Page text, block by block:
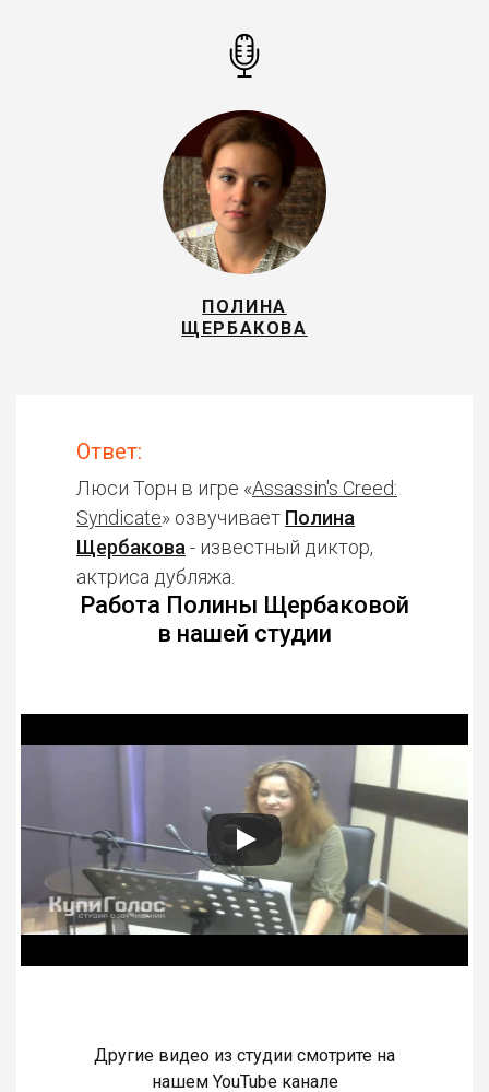
ПОЛИНА
ЩЕРБАКОВА
Ответ:
Люси Торн в игре «Assassin's Creed:
Syndicate» озвучивает Полина
Щербакова - известный диктор,
актриса дубляжа.
Работа Полины Щербаковой
в нашей студии
Другие видео из студии смотрите на
нашем YouTube канале